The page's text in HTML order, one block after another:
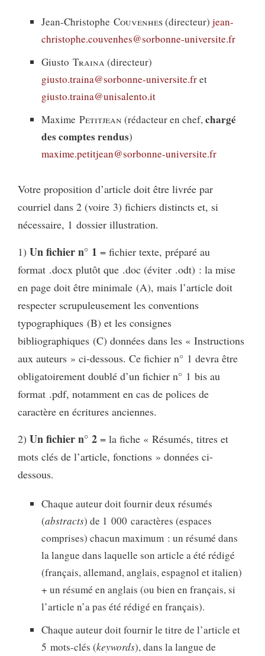
Jean-Christophe Couvenhes(directeur) jean-
christophe.couvenhes@sorbonne-universite.fr
Giusto Traina (directeur)
giusto.traina@sorbonne-universite.fret
giusto.traina@unisalento.it
Maxime Petitjean (rédacteur en chef,chargé
des comptes rendus)
maxime.petitjean@sorbonne-universite.fr
Votre proposition d’article doit être livrée par
courriel dans 2 (voire 3) fichiers distincts et, si
nécessaire, 1 dossier illustration.
1) Un fichier n° 1 = fichier texte, préparé au
format .docx plutôt que .doc (éviter .odt) : la mise
en page doit être minimale (A), mais l’article doit
respecter scrupuleusement les conventions
typographiques (B) et les consignes
bibliographiques (C) données dans les « Instructions
aux auteurs » ci-dessous. Ce fichier n° 1 devra être
obligatoirement doublé d’un fichier n° 1 bis au
format .pdf, notamment en cas de polices de
caractère en écritures anciennes.
2) Un fichier n° 2 = la fiche « Résumés, titres et
mots clés de l’article, fonctions » données ci-
dessous.
Chaque auteur doit fournir deux résumés
(abstracts) de 1 000 caractères (espaces
comprises) chacun maximum : un résumé dans
la langue dans laquelle son article a été rédigé
(français, allemand, anglais, espagnol et italien)
+ un résumé en anglais (ou bien en français, si
l’article n’a pas été rédigé en français).
Chaque auteur doit fournir le titre de l’article et
5 mots-clés (keywords), dans la langue de